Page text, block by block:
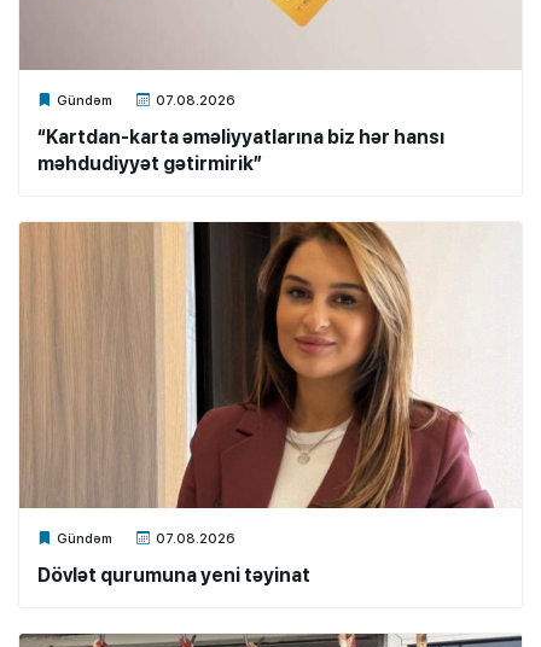
Gündəm 07.08.2026
Xalq.Online
“Kartdan-karta əməliyyatlarına biz hər hansı
məhdudiyyət gətirmirik”
Gündəm 07.08.2026
Xalq.Online
Dövlət qurumuna yeni təyinat